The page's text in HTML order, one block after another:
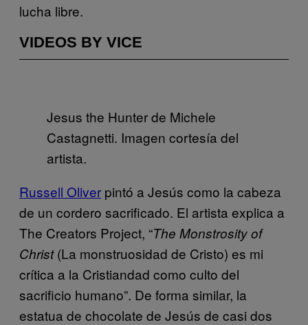
lucha libre.
VIDEOS BY VICE
Jesus the Hunter de Michele
Castagnetti. Imagen cortesía del
artista.
Russell Oliver pintó a Jesús como la cabeza
de un cordero sacrificado. El artista explica a
The Creators Project, “The Monstrosity of
Christ(La monstruosidad de Cristo) es mi
crítica a la Cristiandad como culto del
sacrificio humano”. De forma similar, la
estatua de chocolate de Jesús de casi dos